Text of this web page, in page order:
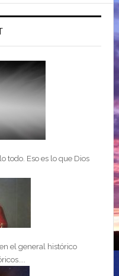
todo. Eso es lo que Dios
el general histórico